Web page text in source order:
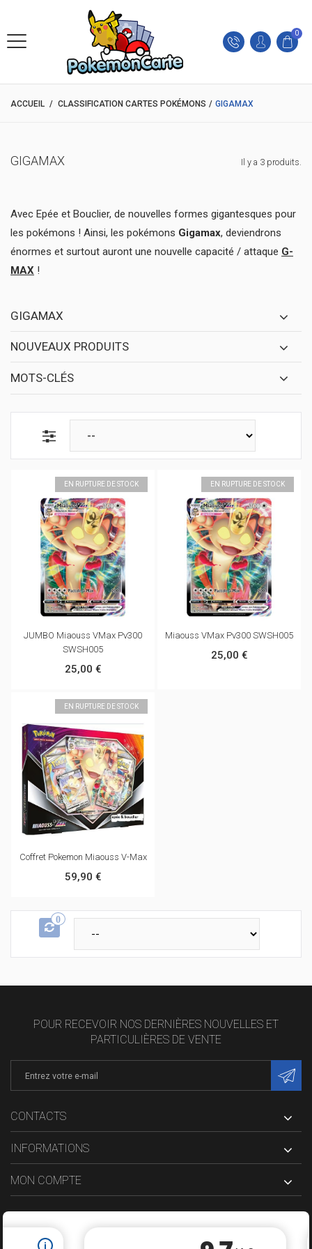
0
ACCUEIL / CLASSIFICATION CARTES POKÉMONS / GIGAMAX
GIGAMAX Il y a 3 produits.
Avec Epée et Bouclier, de nouvelles formes gigantesques pour
les pokémons ! Ainsi, les pokémons Gigamax, deviendrons
énormes et surtout auront une nouvelle capacité / attaque G-
MAX !
GIGAMAX
NOUVEAUX PRODUITS
MOTS-CLÉS
EN RUPTURE DE STOCK
JUMBO Miaouss VMax Pv300
SWSH005
25,00 €
EN RUPTURE DE STOCK
Miaouss VMax Pv300 SWSH005
25,00 €
EN RUPTURE DE STOCK
Coffret Pokemon Miaouss V-Max
59,90 €
0
POUR RECEVOIR NOS DERNIÈRES NOUVELLES ET
PARTICULIÈRES DE VENTE
CONTACTS
INFORMATIONS
MON COMPTE